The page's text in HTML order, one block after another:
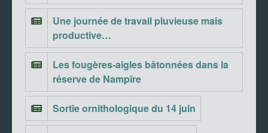
Une journée de travail pluvieuse mais
productive…
Les fougères-aigles bâtonnées dans la
réserve de Nampîre
Sortie ornithologique du 14 juin